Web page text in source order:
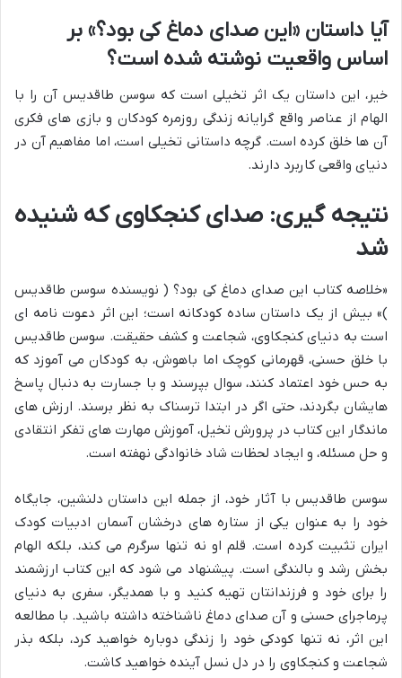
آیا داستان «این صدای دماغ کی بود؟» بر
اساس واقعیت نوشته شده است؟
خیر، این داستان یک اثر تخیلی است که سوسن طاقدیس آن را با
الهام از عناصر واقع گرایانه زندگی روزمره کودکان و بازی های فکری
آن ها خلق کرده است. گرچه داستانی تخیلی است، اما مفاهیم آن در
دنیای واقعی کاربرد دارند.
نتیجه گیری: صدای کنجکاوی که شنیده
شد
«خلاصه کتاب این صدای دماغ کی بود؟ ( نویسنده سوسن طاقدیس
)» بیش از یک داستان ساده کودکانه است؛ این اثر دعوت نامه ای
است به دنیای کنجکاوی، شجاعت و کشف حقیقت. سوسن طاقدیس
با خلق حسنی، قهرمانی کوچک اما باهوش، به کودکان می آموزد که
به حس خود اعتماد کنند، سوال بپرسند و با جسارت به دنبال پاسخ
هایشان بگردند، حتی اگر در ابتدا ترسناک به نظر برسند. ارزش های
ماندگار این کتاب در پرورش تخیل، آموزش مهارت های تفکر انتقادی
و حل مسئله، و ایجاد لحظات شاد خانوادگی نهفته است.
سوسن طاقدیس با آثار خود، از جمله این داستان دلنشین، جایگاه
خود را به عنوان یکی از ستاره های درخشان آسمان ادبیات کودک
ایران تثبیت کرده است. قلم او نه تنها سرگرم می کند، بلکه الهام
بخش رشد و بالندگی است. پیشنهاد می شود که این کتاب ارزشمند
را برای خود و فرزندانتان تهیه کنید و با همدیگر، سفری به دنیای
پرماجرای حسنی و آن صدای دماغ ناشناخته داشته باشید. با مطالعه
این اثر، نه تنها کودکی خود را زندگی دوباره خواهید کرد، بلکه بذر
شجاعت و کنجکاوی را در دل نسل آینده خواهید کاشت.